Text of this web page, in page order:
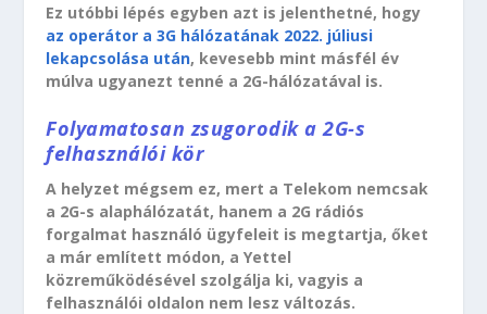
Ez utóbbi lépés egyben azt is jelenthetné, hogy
az operátor a 3G hálózatának 2022. júliusi
lekapcsolása után, kevesebb mint másfél év
múlva ugyanezt tenné a 2G-hálózatával is.
Folyamatosan zsugorodik a 2G-s
felhasználói kör
A helyzet mégsem ez, mert a Telekom nemcsak
a 2G-s alaphálózatát, hanem a 2G rádiós
forgalmat használó ügyfeleit is megtartja, őket
a már említett módon, a Yettel
közreműködésével szolgálja ki, vagyis a
felhasználói oldalon nem lesz változás.